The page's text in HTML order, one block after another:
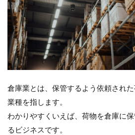
止
現場
従業
員の
研修
倉
庫
理
主
倉庫業とは、保管するよう依頼され
業種を指します。
わかりやすくいえば、荷物を倉庫に
るビジネスです。